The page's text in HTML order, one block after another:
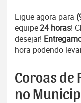
Ligue agora para
equipe24 horas!
desejar!
hora podendo
Coroas de
no